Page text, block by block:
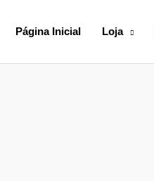
Página Inicial Loja